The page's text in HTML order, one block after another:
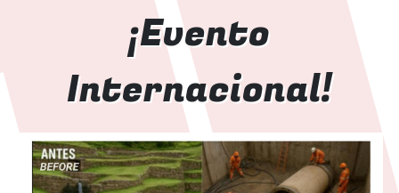
¡Evento
Internacional!